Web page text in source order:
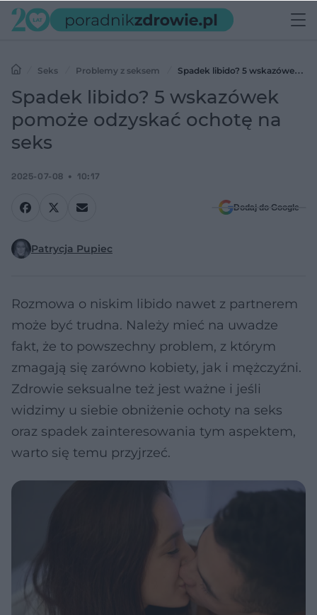
Seks Problemy z seksem
Spadek libido? 5 wskazówek
pomoże odzyskać ochotę na seks
Spadek libido? 5 wskazówek
pomoże odzyskać ochotę na
seks
2025-07-08 10:17
Dodaj do Google
Patrycja Pupiec
Rozmowa o niskim libido nawet z partnerem
może być trudna. Należy mieć na uwadze
fakt, że to powszechny problem, z którym
zmagają się zarówno kobiety, jak i mężczyźni.
Zdrowie seksualne też jest ważne i jeśli
widzimy u siebie obniżenie ochoty na seks
oraz spadek zainteresowania tym aspektem,
warto się temu przyjrzeć.